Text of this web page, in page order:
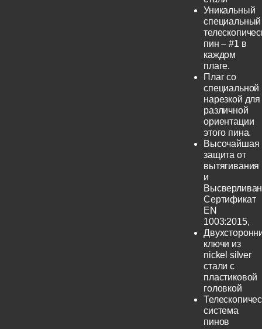
Уникальный
специальный
пин – #1 в
каждом
плаге.
Плаг со
специальной
нарезкой для
различной
ориентации
этого пина.
Высочайшая
защита от
вытягивания
и
Сертификат
EN
1003:2015,
ключи из
nickel silver
стали с
пластиковой
головкой
система
пинов